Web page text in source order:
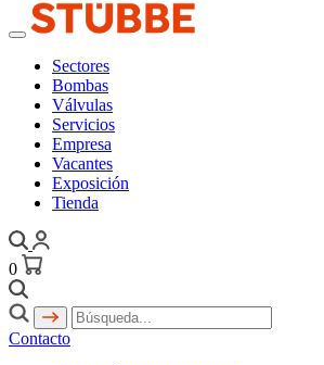
Sectores
Bombas
Válvulas
Servicios
Empresa
Vacantes
Exposición
Tienda
0
Contacto